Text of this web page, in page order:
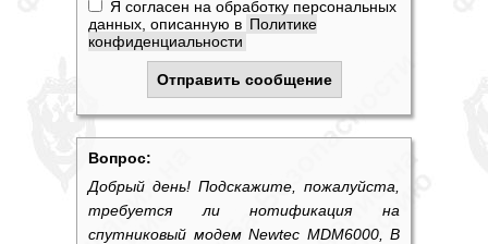
Я согласен на обработку персональных
данных, описанную в Политике
конфиденциальности
Вопрос:
Добрый день! Подскажите, пожалуйста,
требуется ли нотификация на
спутниковый модем Newtec MDM6000, В